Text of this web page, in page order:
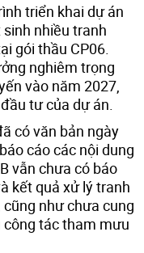
triển khai dự án
nhiều tranh
gói thầu CP06.
nghiêm trọng
vào năm 2027,
tư của dự án.
có văn bản ngày
cáo các nội dung
vẫn chưa có báo
kết quả xử lý tranh
như chưa cung
công tác tham mưu